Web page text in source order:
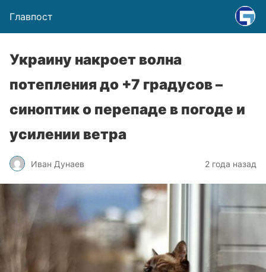
Главпост
Украину накроет волна
потепления до +7 градусов –
синоптик о перепаде в погоде и
усилении ветра
Иван Дунаев 2 года назад